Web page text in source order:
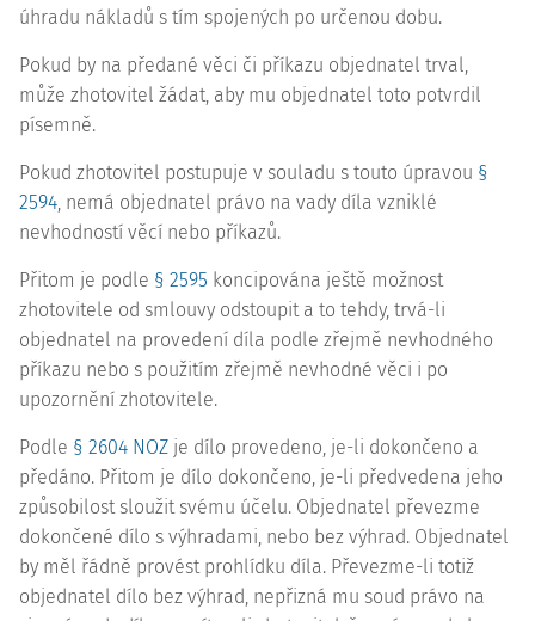
úhradu nákladů s tím spojených po určenou dobu.
Pokud by na předané věci či příkazu objednatel trval,
může zhotovitel žádat, aby mu objednatel toto potvrdil
písemně.
Pokud zhotovitel postupuje v souladu s touto úpravou §
2594, nemá objednatel právo na vady díla vzniklé
nevhodností věcí nebo příkazů.
Přitom je podle § 2595 koncipována ještě možnost
zhotovitele od smlouvy odstoupit a to tehdy, trvá-li
objednatel na provedení díla podle zřejmě nevhodného
příkazu nebo s použitím zřejmě nevhodné věci i po
upozornění zhotovitele.
Podle § 2604 NOZ je dílo provedeno, je-li dokončeno a
předáno. Přitom je dílo dokončeno, je-li předvedena jeho
způsobilost sloužit svému účelu. Objednatel převezme
dokončené dílo s výhradami, nebo bez výhrad. Objednatel
by měl řádně provést prohlídku díla. Převezme-li totiž
objednatel dílo bez výhrad, nepřizná mu soud právo na